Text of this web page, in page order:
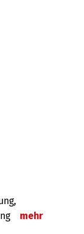
mehr